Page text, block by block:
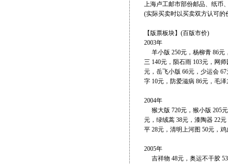
上海卢工邮市部份邮品、纸币
(实际买卖时以买卖双方认可的
【版票板块】(百版市价)
2003年
羊小版 250元，杨柳青 86元
三 140元，陨石雨 103元，网
元，岳飞小版 66元，少运会
字 10元，防爱滋病 86元，毛
2004年
猴大版 720元，猴小版 205
元，绿绒蒿 38元，漆陶器 22
平 28元，清明上河图 50元，
2005年
吉祥物 48元，奥运不干胶 53